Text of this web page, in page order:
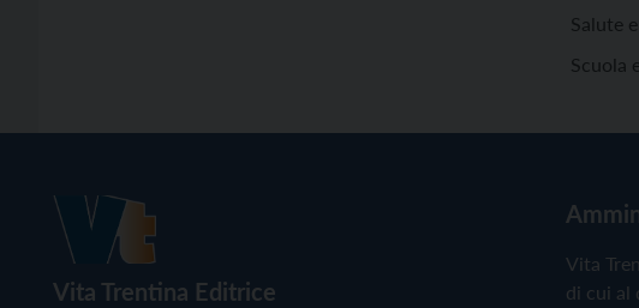
Salute
Scuola
Vita Trentina Editrice
Vita
di cui al